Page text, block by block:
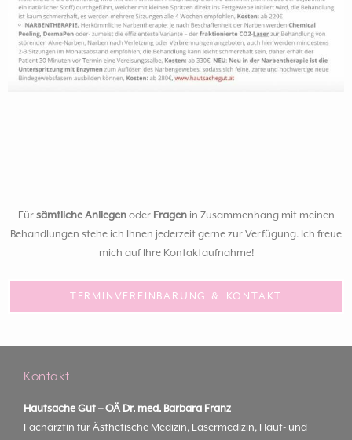
Für sämtliche Anliegenoder Fragenin Zusammenhang mit meinen
Behandlungen stehe ich Ihnen jederzeit gerne zur Verfügung. Ich freue
mich auf Ihre Kontaktaufnahme!
TERMINVEREINBARUNG & KONTAKT
Kontakt
Hautsache Gut –OÄ Dr. med. Barbara Franz
Fachärztin für Ästhetische Medizin, Lasermedizin, Haut- und